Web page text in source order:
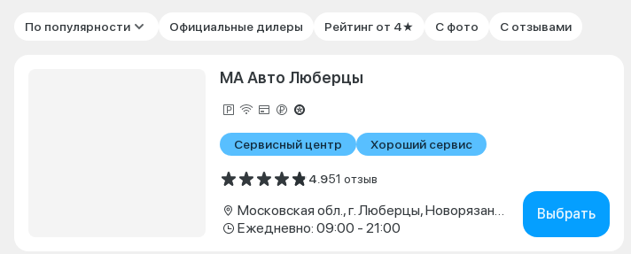
По популярности Официальные дилеры Рейтинг от 4★ С фото С отзывами
МА Авто Люберцы
Сервисный центр Хороший сервис
4.951 отзыв
Московская обл., г. Люберцы, Новорязанское шоссе, д. 1г
Ежедневно: 09:00 - 21:00
Выбрать